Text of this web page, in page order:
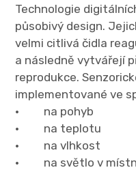
Technologie
působivý design.
velmi citlivá čidla
a následně vytvářejí
reprodukce.
implementované ve
· na pohyb
· na teplotu
· na vlhkost
· na světlo v